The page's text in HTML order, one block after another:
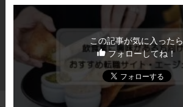
この記事が気に入ったら
フォローしてね！